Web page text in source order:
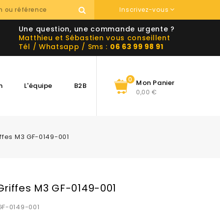
Inscrivez-vous
Une question, une commande urgente ?
Matthieu et Sébastien vous conseillent
Tél / Whatsapp / Sms : 06 63 99 98 91
Mon Panier
0
0,00 €
L'équipe B2B
M3 GF-0149-001
M3 GF-0149-001
0149-001